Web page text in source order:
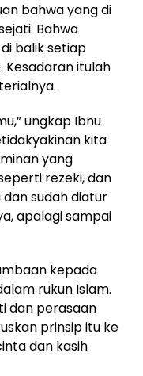
bahwa yang di
Bahwa
balik setiap
Kesadaran itulah
ungkap Ibnu
kita
yang
rezeki, dan
sudah diatur
apalagi sampai
kepada
rukun Islam.
dan perasaan
prinsip itu ke
dan kasih